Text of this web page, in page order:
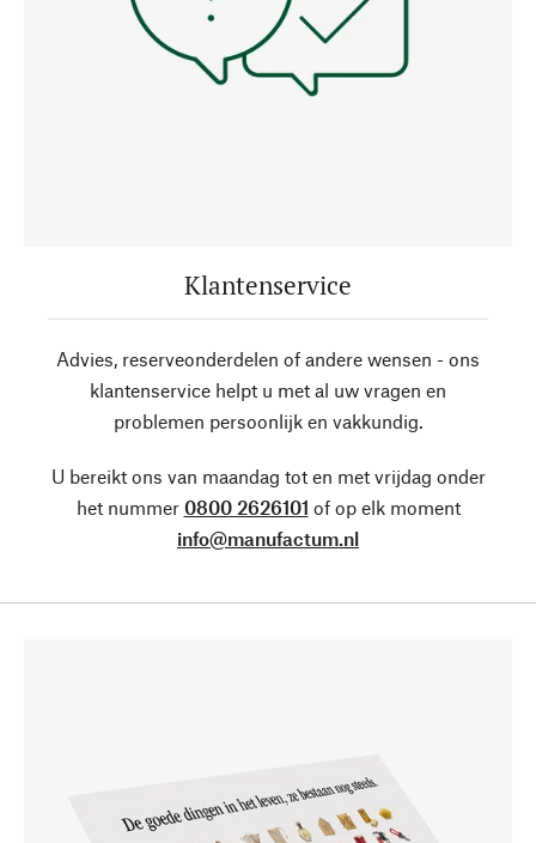
Klantenservice
Advies, reserveonderdelen of andere wensen - ons
klantenservice helpt u met al uw vragen en
problemen persoonlijk en vakkundig.
U bereikt ons van maandag tot en met vrijdag onder
het nummer 0800 2626101 of op elk moment
info@manufactum.nl